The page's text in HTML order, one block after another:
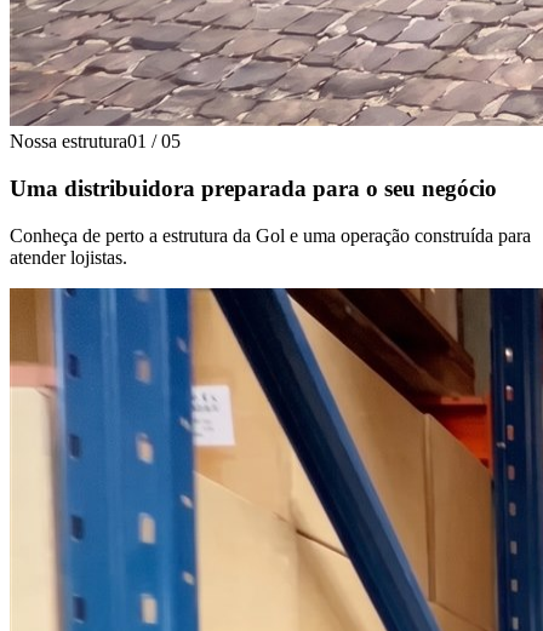
Nossa estrutura01 / 05
Uma distribuidora preparada para o seu negócio
Conheça de perto a estrutura da Gol e uma operação construída para
atender lojistas.